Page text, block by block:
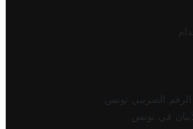
الضريبي تونس
في تونس